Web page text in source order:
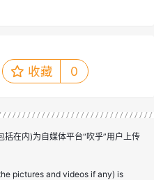
收藏 0
在内)为自媒体平台“吹乎”用户上传
pictures and videos if any) is